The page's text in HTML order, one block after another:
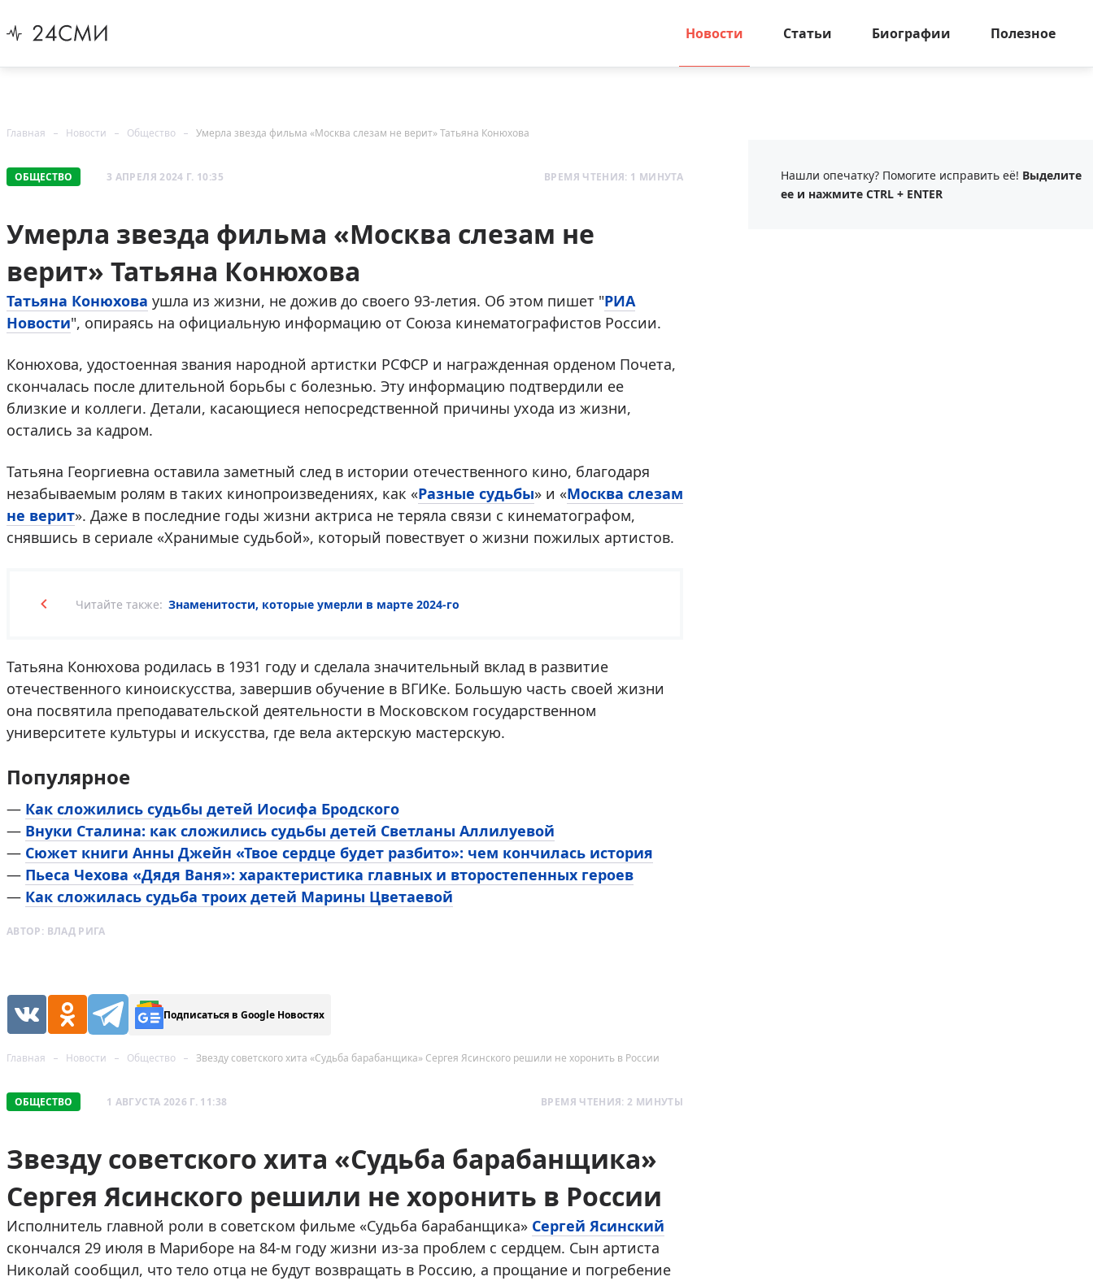
Новости Статьи Биографии Полезное
Главная Новости Общество Умерла звезда фильма «Москва слезам не верит» Татьяна Конюхова
ОБЩЕСТВО 3 АПРЕЛЯ 2024 Г. 10:35 ВРЕМЯ ЧТЕНИЯ: 1 МИНУТА
Умерла звезда фильма «Москва слезам не
верит» Татьяна Конюхова
Татьяна Конюхова ушла из жизни, не дожив до своего 93-летия. Об этом пишет "РИА
Новости", опираясь на официальную информацию от Союза кинематографистов России.
Конюхова, удостоенная звания народной артистки РСФСР и награжденная орденом Почета,
скончалась после длительной борьбы с болезнью. Эту информацию подтвердили ее
близкие и коллеги. Детали, касающиеся непосредственной причины ухода из жизни,
остались за кадром.
Татьяна Георгиевна оставила заметный след в истории отечественного кино, благодаря
незабываемым ролям в таких кинопроизведениях, как «Разные судьбы» и «Москва слезам
не верит». Даже в последние годы жизни актриса не теряла связи с кинематографом,
снявшись в сериале «Хранимые судьбой», который повествует о жизни пожилых артистов.
Читайте также: Знаменитости, которые умерли в марте 2024-го
Татьяна Конюхова родилась в 1931 году и сделала значительный вклад в развитие
отечественного киноискусства, завершив обучение в ВГИКе. Большую часть своей жизни
она посвятила преподавательской деятельности в Московском государственном
университете культуры и искусства, где вела актерскую мастерскую.
Популярное
— Как сложились судьбы детей Иосифа Бродского
— Внуки Сталина: как сложились судьбы детей Светланы Аллилуевой
— Сюжет книги Анны Джейн «Твое сердце будет разбито»: чем кончилась история
— Пьеса Чехова «Дядя Ваня»: характеристика главных и второстепенных героев
— Как сложилась судьба троих детей Марины Цветаевой
АВТОР: ВЛАД РИГА
Подписаться в Google Новостях
Главная Новости Общество Звезду советского хита «Судьба барабанщика» Сергея Ясинского решили не хоронить в России
ОБЩЕСТВО 1 АВГУСТА 2026 Г. 11:38 ВРЕМЯ ЧТЕНИЯ: 2 МИНУТЫ
Звезду советского хита «Судьба барабанщика»
Сергея Ясинского решили не хоронить в России
Исполнитель главной роли в советском фильме «Судьба барабанщика» Сергей Ясинский
скончался 29 июля в Мариборе на 84-м году жизни из-за проблем с сердцем. Сын артиста
Николай сообщил, что тело отца не будут возвращать в Россию, а прощание и погребение
Нашли опечатку? Помогите исправить её! Выделите
ее и нажмите CTRL + ENTER